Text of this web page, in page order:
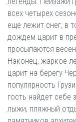
всех четырех
еще лежит снег, в
дождем царит в
просыпаются
Наконец, жаркое
царит на берегу
популярность
гость найдет себе
лыжи, пляжный